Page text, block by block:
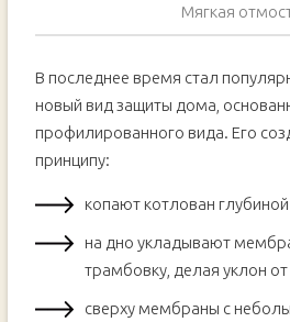
Мягкая
В последнее время стал
новый вид защиты дома,
профилированного вида. Его
принципу:
копают котлован
на дно укладывают
трамбовку, делая уклон
сверху мембраны с